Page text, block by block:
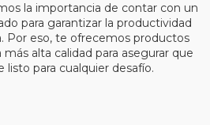
la importancia de contar con un
para garantizar la productividad
Por eso, te ofrecemos productos
alta calidad para asegurar que
para cualquier desafío.